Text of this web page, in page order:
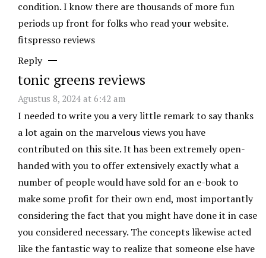
condition. I know there are thousands of more fun
periods up front for folks who read your website.
fitspresso reviews
Reply
tonic greens reviews
Agustus 8, 2024 at 6:42 am
I needed to write you a very little remark to say thanks
a lot again on the marvelous views you have
contributed on this site. It has been extremely open-
handed with you to offer extensively exactly what a
number of people would have sold for an e-book to
make some profit for their own end, most importantly
considering the fact that you might have done it in case
you considered necessary. The concepts likewise acted
like the fantastic way to realize that someone else have